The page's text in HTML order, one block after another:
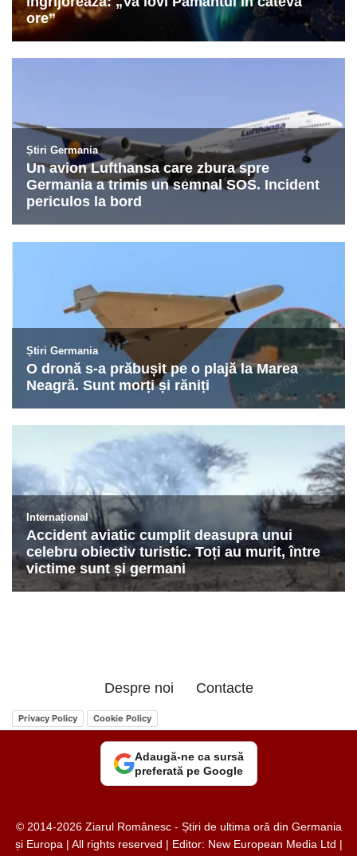
Despre noi Contacte
Privacy Policy Cookie Policy
Adaugă-ne ca sursă
preferată pe Google
© 2014-2026 Ziarul Românesc - Știri de ultima oră din Germania
și Europa | All rights reserved | Editor: New European Media Ltd |